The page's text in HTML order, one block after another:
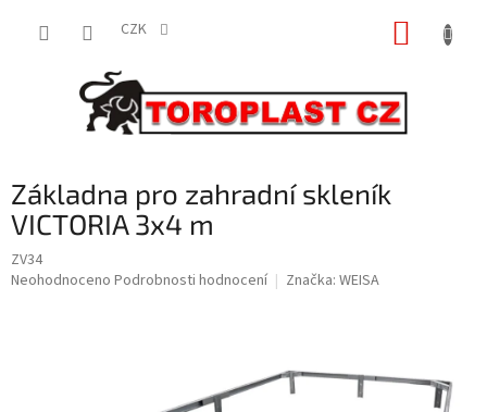
CZK
Základna pro zahradní skleník
VICTORIA 3x4 m
ZV34
Průměrné
Neohodnoceno Podrobnosti hodnocení Značka: WEISA